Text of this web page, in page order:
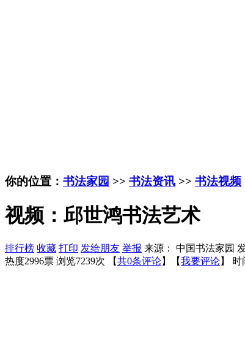
你的位置： 书法家园 >> 书法资讯 >> 书法视频
视频：邱世鸿书法艺术
排行榜 收藏 打印 发给朋友 举报 来源： 中国书法家园
热度2996票 浏览7239次 【共0条评论】【我要评论】 时